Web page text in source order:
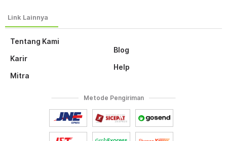
Tentang Kami
Karir
Mitra
Blog
Help
Metode Pengiriman